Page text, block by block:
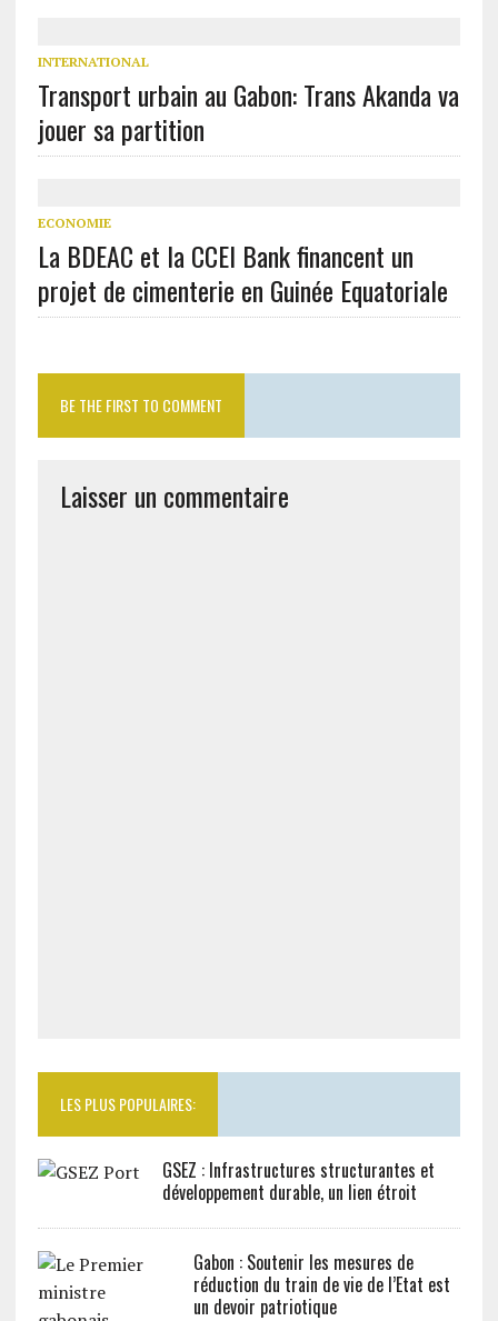
INTERNATIONAL
Transport urbain au Gabon: Trans Akanda va
jouer sa partition
ECONOMIE
La BDEAC et la CCEI Bank financent un
projet de cimenterie en Guinée Equatoriale
BE THE FIRST TO COMMENT
Laisser un commentaire
LES PLUS POPULAIRES:
GSEZ : Infrastructures structurantes et
développement durable, un lien étroit
Gabon : Soutenir les mesures de
réduction du train de vie de l’Etat est
un devoir patriotique